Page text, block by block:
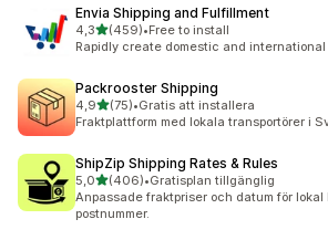
Envia Shipping and Fulfillment
4,3av 5 stjärnor
(459)
459 recensioner totalt
•Free to install
Rapidly create domestic and
Packrooster Shipping
4,9av 5 stjärnor
(75)
75 recensioner totalt
•Gratis att installera
Fraktplattform med lokala transportörer i
ShipZip Shipping Rates & Rules
5,0av 5 stjärnor
(406)
406 recensioner totalt
•Gratisplan tillgänglig
Anpassade fraktpriser och datum för
postnummer.